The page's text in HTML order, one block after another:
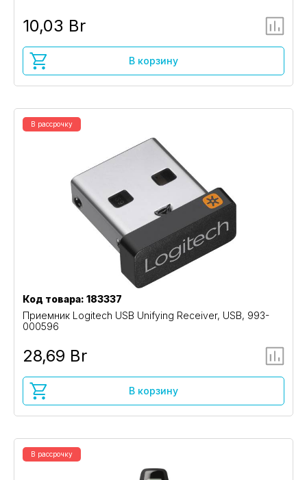
10,03 Br
В корзину
В рассрочку
Код товара: 183337
Приемник Logitech USB Unifying Receiver, USB, 993-
000596
28,69 Br
В корзину
В рассрочку